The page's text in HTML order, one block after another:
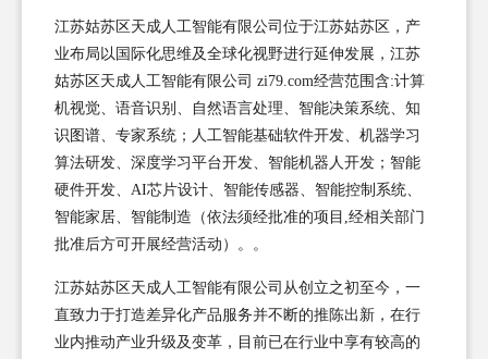
江苏姑苏区天成人工智能有限公司位于江苏姑苏区，产
业布局以国际化思维及全球化视野进行延伸发展，江苏
姑苏区天成人工智能有限公司 zi79.com经营范围含:计算
机视觉、语音识别、自然语言处理、智能决策系统、知
识图谱、专家系统；人工智能基础软件开发、机器学习
算法研发、深度学习平台开发、智能机器人开发；智能
硬件开发、AI芯片设计、智能传感器、智能控制系统、
智能家居、智能制造（依法须经批准的项目,经相关部门
批准后方可开展经营活动）。。
江苏姑苏区天成人工智能有限公司从创立之初至今，一
直致力于打造差异化产品服务并不断的推陈出新，在行
业内推动产业升级及变革，目前已在行业中享有较高的